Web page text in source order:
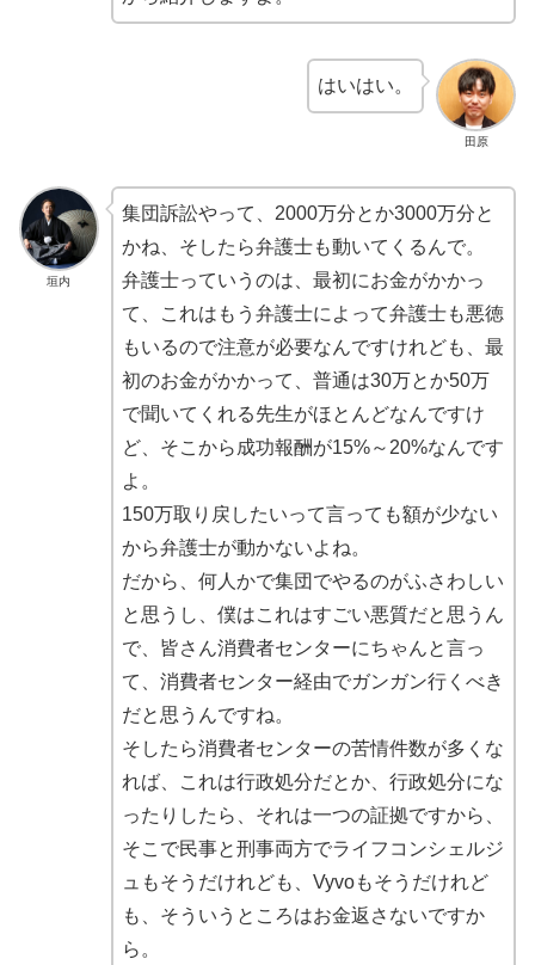
田原
はいはい。
垣内
集団訴訟やって、2000万分とか3000万分と
かね、そしたら弁護士も動いてくるんで。
弁護士っていうのは、最初にお金がかかっ
て、これはもう弁護士によって弁護士も悪徳
もいるので注意が必要なんですけれども、最
初のお金がかかって、普通は30万とか50万
で聞いてくれる先生がほとんどなんですけ
ど、そこから成功報酬が15%～20%なんです
よ。
150万取り戻したいって言っても額が少ない
から弁護士が動かないよね。
だから、何人かで集団でやるのがふさわしい
と思うし、僕はこれはすごい悪質だと思うん
で、皆さん消費者センターにちゃんと言っ
て、消費者センター経由でガンガン行くべき
だと思うんですね。
そしたら消費者センターの苦情件数が多くな
れば、これは行政処分だとか、行政処分にな
ったりしたら、それは一つの証拠ですから、
そこで民事と刑事両方でライフコンシェルジ
ュもそうだけれども、Vyvoもそうだけれど
も、そういうところはお金返さないですか
ら。